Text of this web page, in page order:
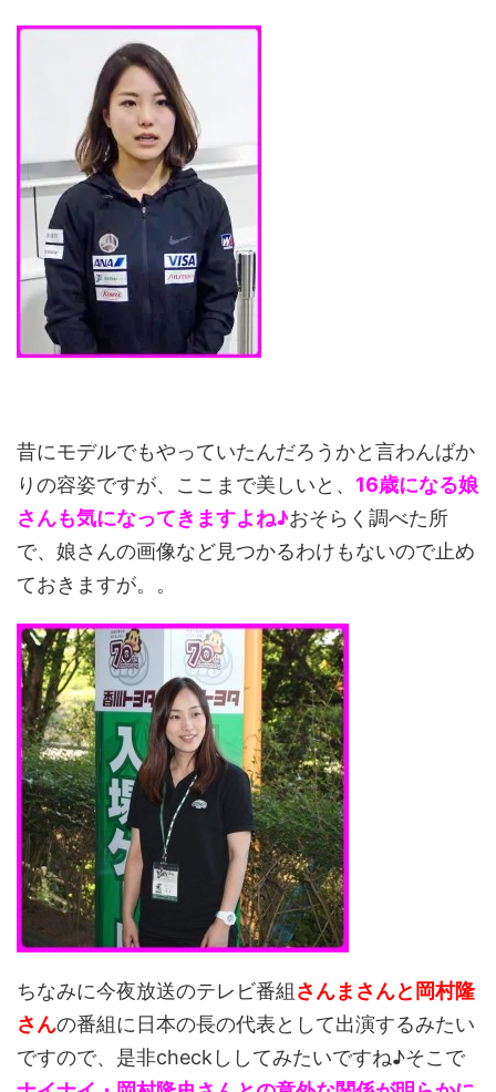
昔にモデルでもやっていたんだろうかと言わんばか
りの容姿ですが、ここまで美しいと、 16歳になる娘
さんも気になってきますよね♪おそらく調べた所
で、娘さんの画像など見つかるわけもないので止め
ておきますが。。
ちなみに今夜放送のテレビ番組さんまさんと岡村隆
さんの番組に日本の長の代表として出演するみたい
ですので、是非checkししてみたいですね♪そこで